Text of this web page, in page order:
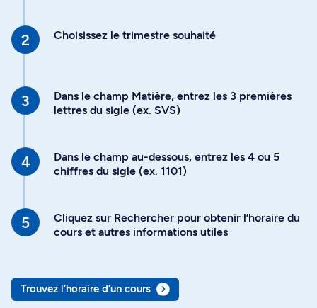
Choisissez le trimestre souhaité
Dans le champ Matière, entrez les 3 premières
lettres du sigle (ex. SVS)
Dans le champ au-dessous, entrez les 4 ou 5
chiffres du sigle (ex. 1101)
Cliquez sur Rechercher pour obtenir l’horaire du
cours et autres informations utiles
Trouvez l’horaire d’un cours